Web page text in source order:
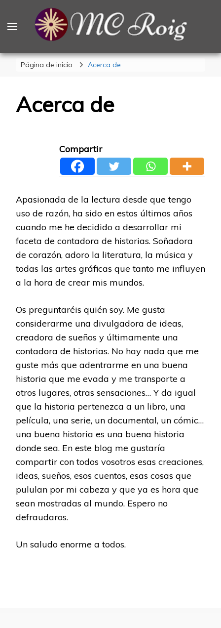
MCRoig
Blog escritora ciencia ficción fantasía terror
Página de inicio Acerca de
Acerca de
Compartir
Apasionada de la lectura desde que tengo
uso de razón, ha sido en estos últimos años
cuando me he decidido a desarrollar mi
faceta de contadora de historias. Soñadora
de corazón, adoro la literatura, la música y
todas las artes gráficas que tanto me influyen
a la hora de crear mis mundos.
Os preguntaréis quién soy. Me gusta
considerarme una divulgadora de ideas,
creadora de sueños y últimamente una
contadora de historias. No hay nada que me
guste más que adentrarme en una buena
historia que me evada y me transporte a
otros lugares, otras sensaciones… Y da igual
que la historia pertenezca a un libro, una
película, una serie, un documental, un cómic…
una buena historia es una buena historia
donde sea. En este blog me gustaría
compartir con todos vosotros esas creaciones,
ideas, sueños, esos cuentos, esas cosas que
pululan por mi cabeza y que ya es hora que
sean mostradas al mundo. Espero no
defraudaros.
Un saludo enorme a todos.